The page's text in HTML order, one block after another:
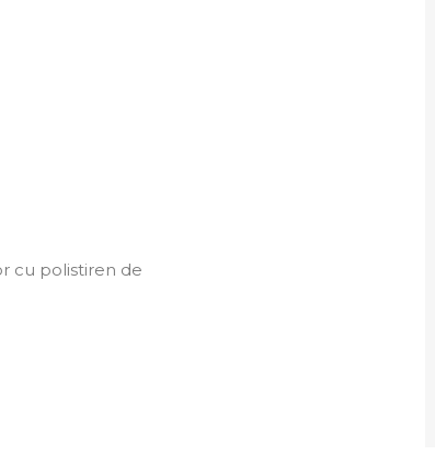
cu polistiren de